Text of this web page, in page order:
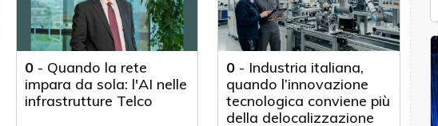
0- Quando la rete
impara da sola: l'AI nelle
infrastrutture Telco
0 - Industria italiana,
quando l’innovazione
tecnologica conviene più
della delocalizzazione